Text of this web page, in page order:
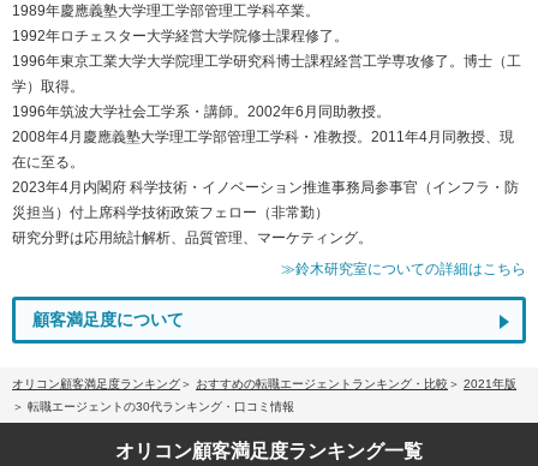
1989年慶應義塾大学理工学部管理工学科卒業。
1992年ロチェスター大学経営大学院修士課程修了。
1996年東京工業大学大学院理工学研究科博士課程経営工学専攻修了。博士（工
学）取得。
1996年筑波大学社会工学系・講師。2002年6月同助教授。
2008年4月慶應義塾大学理工学部管理工学科・准教授。2011年4月同教授、現
在に至る。
2023年4月内閣府 科学技術・イノベーション推進事務局参事官（インフラ・防
災担当）付上席科学技術政策フェロー（非常勤）
研究分野は応用統計解析、品質管理、マーケティング。
≫鈴木研究室についての詳細はこちら
顧客満足度について
オリコン顧客満足度ランキング おすすめの転職エージェントランキング・比較
2021年版
転職エージェントの30代ランキング・口コミ情報
オリコン顧客満足度ランキング一覧